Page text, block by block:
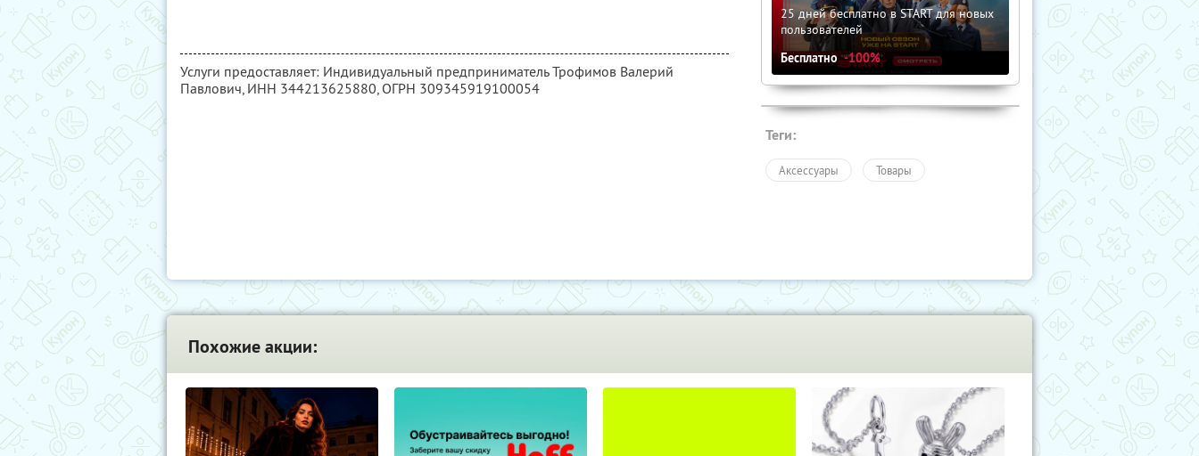
Услуги предоставляет: Индивидуальный предприниматель Трофимов Валерий
Павлович, ИНН 344213625880, ОГРН 309345919100054
25 дней бесплатно в START для новых
пользователей
Бесплатно -100%
Теги:
Аксессуары Товары
Похожие акции: